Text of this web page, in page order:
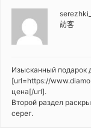
訪客
Изысканный подарок
[url=https://
цена[/url].
Второй раздел
серег.